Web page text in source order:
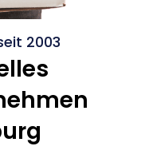
2003